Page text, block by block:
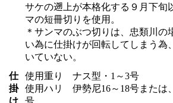
サケの遡上が本格化する９月下旬
マの短冊切りを使用。
＊サンマのぶつ切りは、忠類川の
い為に仕掛けが回転してしまう為
いていない。
仕
掛
け
使用重り ナス型・1～3号
使用ハリ 伊勢尼16～18号または
号